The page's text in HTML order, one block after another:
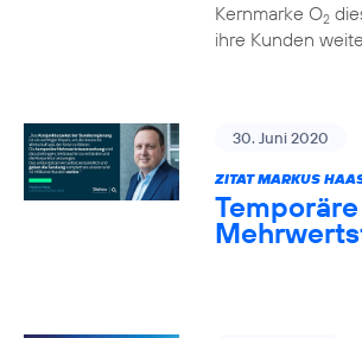
Kernmarke O2
ihre Kunden
30. Juni 2020
ZITAT MARKUS
Temporäre